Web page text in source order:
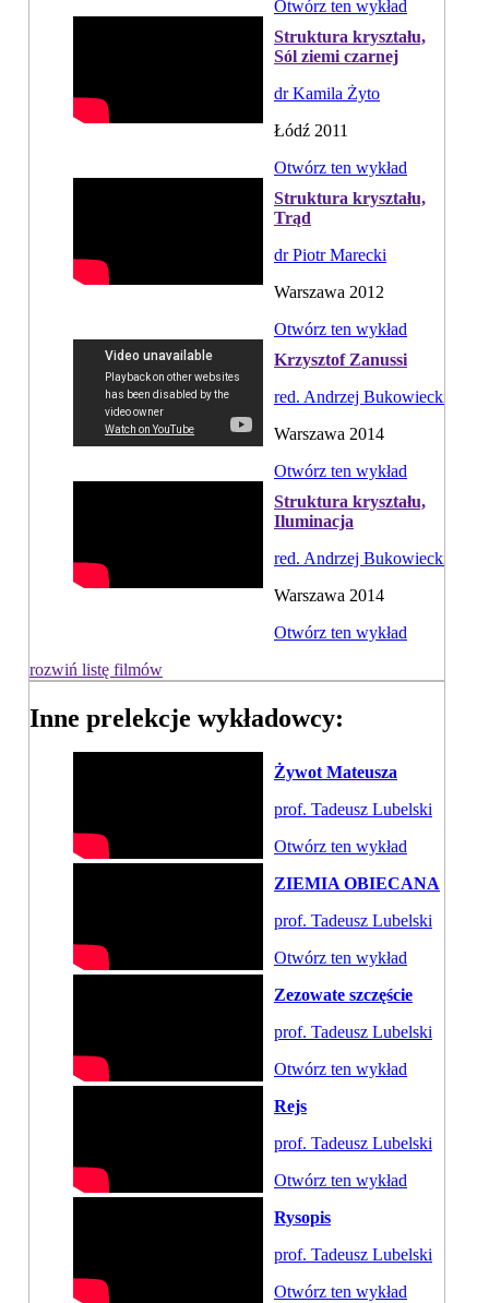
Otwórz ten wykład
Struktura kryształu,
Sól ziemi czarnej
dr Kamila Żyto
Łódź 2011
Otwórz ten wykład
Struktura kryształu,
Trąd
dr Piotr Marecki
Warszawa 2012
Otwórz ten wykład
Krzysztof Zanussi
red. Andrzej Bukowiecki
Warszawa 2014
Otwórz ten wykład
Struktura kryształu,
Iluminacja
red. Andrzej Bukowiecki
Warszawa 2014
Otwórz ten wykład
rozwiń listę filmów
Inne prelekcje wykładowcy:
Żywot Mateusza
prof. Tadeusz Lubelski
Otwórz ten wykład
ZIEMIA OBIECANA
prof. Tadeusz Lubelski
Otwórz ten wykład
Zezowate szczęście
prof. Tadeusz Lubelski
Otwórz ten wykład
Rejs
prof. Tadeusz Lubelski
Otwórz ten wykład
Rysopis
prof. Tadeusz Lubelski
Otwórz ten wykład